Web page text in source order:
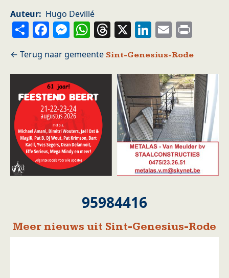
Auteur
Hugo Devillé
ShareFacebook
Messenger
WhatsApp
Threads
X LinkedIn
Email
Sint-Genesius-Rode
95984416
Meer nieuws uit Sint-Genesius-Rode